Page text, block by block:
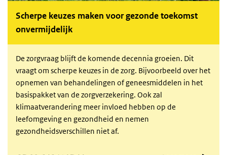
Scherpe keuzes maken voor gezonde toekomst
onvermijdelijk
De zorgvraag blijft de komende decennia groeien. Dit
vraagt om scherpe keuzes in de zorg. Bijvoorbeeld over het
opnemen van behandelingen of geneesmiddelen in het
basispakket van de zorgverzekering. Ook zal
klimaatverandering meer invloed hebben op de
leefomgeving en gezondheid en nemen
gezondheidsverschillen niet af.